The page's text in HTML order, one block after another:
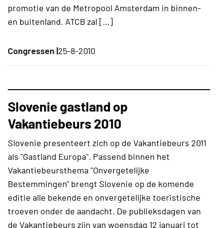
promotie van de Metropool Amsterdam in binnen-
en buitenland. ATCB zal […]
Congressen |25-8-2010
Slovenie gastland op
Vakantiebeurs 2010
Slovenie presenteert zich op de Vakantiebeurs 2011
als "Gastland Europa". Passend binnen het
Vakantiebeursthema "Onvergetelijke
Bestemmingen" brengt Slovenie op de komende
editie alle bekende en onvergetelijke toeristische
troeven onder de aandacht. De publieksdagen van
de Vakantiebeurs zijn van woensdag 12 januari tot